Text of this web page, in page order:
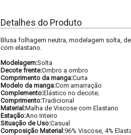
Detalhes do Produto
Blusa folhagem neutra, modelagem solta,
com elastano.
Modelagem:Solta
Decote frente:Ombro a ombro
Comprimento da manga:Curta
Modelo da manga:Com amarração
Complemento:Elástico no decote;
Comprimento:Tradicional
Material:Malha de Viscose com Elastano
Estação:Ano Inteiro
Situação de Uso:Casual
Composição Material:96% Viscose, 4%